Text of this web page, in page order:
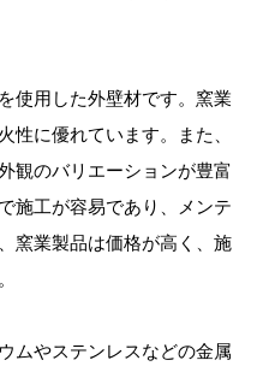
使用した外壁材です。窯業
性に優れています。また、
観のバリエーションが豊富
施工が容易であり、メンテ
窯業製品は価格が高く、施
ムやステンレスなどの金属